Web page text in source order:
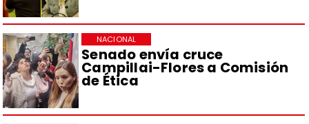
Senado envía cruce
Campillai-Flores a Comisión
de Ética
NACIONAL